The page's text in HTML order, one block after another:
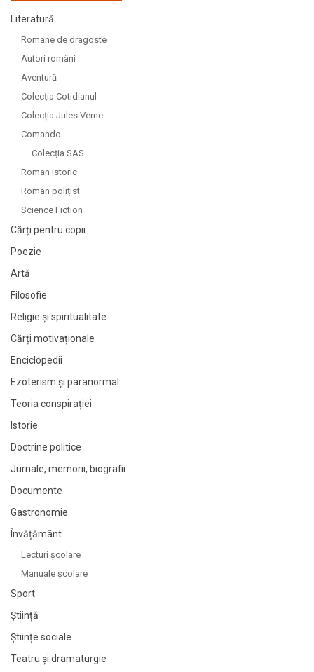
Literatură
Romane de dragoste
Autori români
Aventură
Colecția Cotidianul
Colecția Jules Verne
Comando
Colecția SAS
Roman istoric
Roman polițist
Science Fiction
Cărți pentru copii
Poezie
Artă
Filosofie
Religie și spiritualitate
Cărți motivaționale
Enciclopedii
Ezoterism și paranormal
Teoria conspirației
Istorie
Doctrine politice
Jurnale, memorii, biografii
Documente
Gastronomie
Învățământ
Lecturi şcolare
Manuale şcolare
Sport
Știință
Științe sociale
Teatru și dramaturgie